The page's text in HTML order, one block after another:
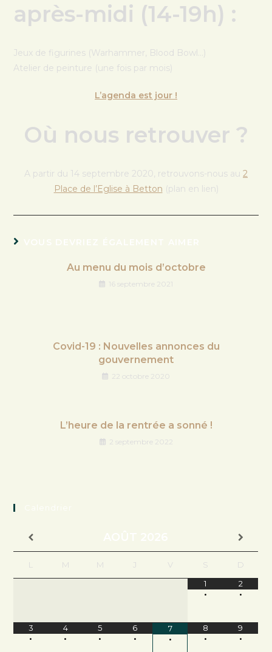
après-midi (14-19h) :
Jeux de figurines (Warhammer, Blood Bowl…)
Atelier de peinture (une fois par mois)
L’agenda est jour !
Où nous retrouver ?
A partir du 14 septembre 2020, retrouvons-nous au 2
Place de l’Eglise à Betton (plan en lien)
Au menu du mois d’octobre
16 septembre 2021
Covid-19 : Nouvelles annonces du
gouvernement
22 octobre 2020
L’heure de la rentrée a sonné !
2 septembre 2022
L M M J V S
D
1
•
2
•
3
•
4
•
5
•
6
•
7
•
8
•
9
•